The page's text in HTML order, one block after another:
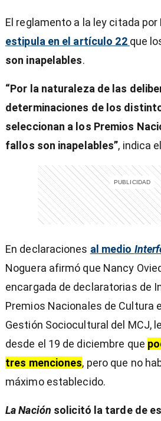
El reglamento a la ley citada
estipula en el artículo 22 que
son inapelables.
“Por la naturaleza de las
determinaciones de los
seleccionan a los Premios
fallos son inapelables”, indica
En declaraciones al medio
Noguera afirmó que Nancy
encargada de declaratorias de
Premios Nacionales de Cultura
Gestión Sociocultural del MCJ,
desde el 19 de diciembre que
tres menciones, pero que no
máximo establecido.
La Nación solicitó la tarde de